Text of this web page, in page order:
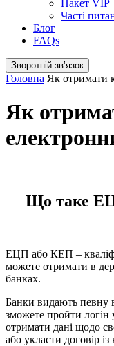
Пакет VIP
Часті
Блог
FAQs
Зворотній звʼязок
Головна Як отримати
Як
Що таке
ЕЦП або КЕП –
можете отримати в
банках.
Банки видають певну
зможете пройти логін
отримати дані щодо
або укласти договір